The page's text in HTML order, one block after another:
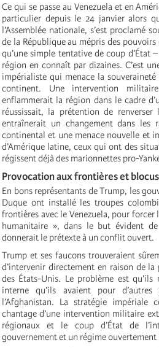
Ce qui se passe au Venezuela et en
particulier depuis le 24 janvier alors
l’Assemblée nationale, s’est proclamé
de la République au mépris des
qu’une simple tentative de coup d’État
région en connaît par dizaines. C’est
impérialiste qui menace la
continent. Une intervention
enflammerait la région dans le cadre
réussissait, la prétention de renverser
entraînerait un changement dans les
continental et une menace nouvelle et
d’Amérique latine, ceux qui ont des
régissent déjà des marionnettes pro-
Provocation aux frontières et
En bons représentants de Trump, les
Duque ont installé les troupes
frontières avec le Venezuela, pour forcer
humanitaire », dans le but évident
donnerait le prétexte à un conflit ouvert.
Trump et ses faucons trouveraient
d’intervenir directement en raison de
des États-Unis. Le problème est
interne qu’ils avaient pour
l’Afghanistan. La stratégie impériale
chantage d’une intervention militaire
régionaux et le coup d’État de
gouvernement et un régime ouvertement